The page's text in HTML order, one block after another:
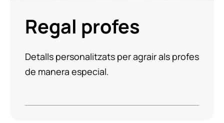
Regal profes
Detalls personalitzats per agrair als profes
de manera especial.